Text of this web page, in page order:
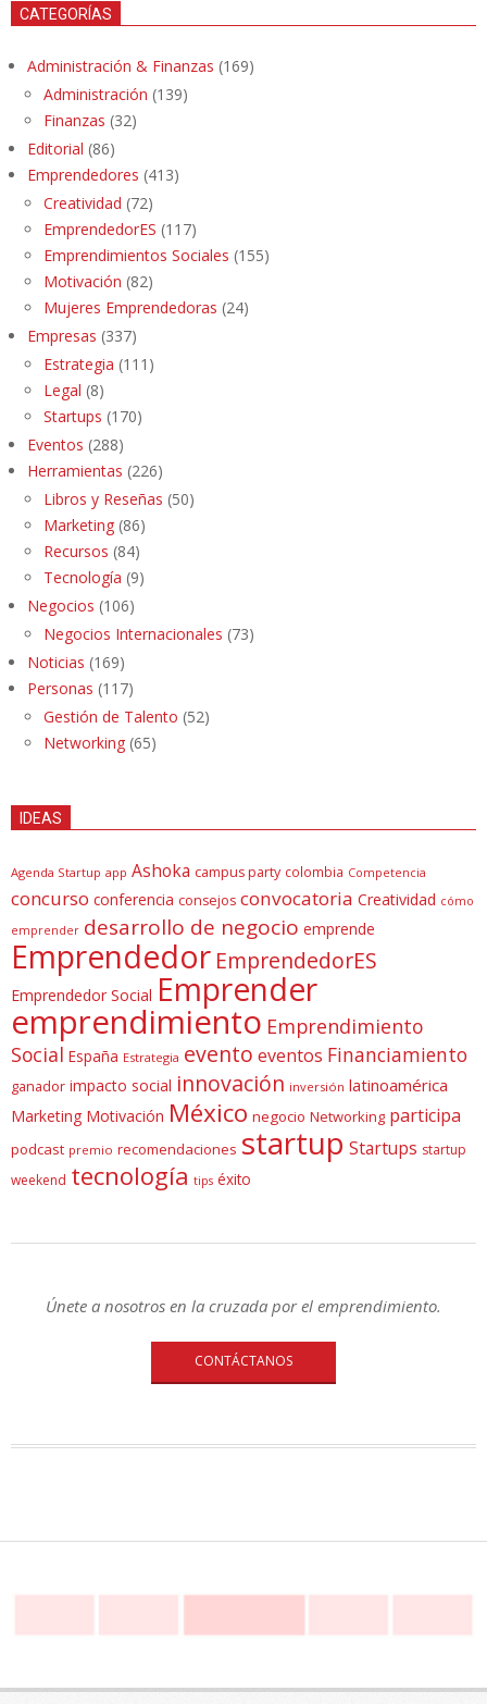
CATEGORÍAS
Administración & Finanzas (169)
Administración (139)
Finanzas (32)
Editorial (86)
Emprendedores (413)
Creatividad (72)
EmprendedorES (117)
Emprendimientos Sociales (155)
Motivación (82)
Mujeres Emprendedoras (24)
Empresas (337)
Estrategia (111)
Legal (8)
Startups (170)
Eventos (288)
Herramientas (226)
Libros y Reseñas (50)
Marketing (86)
Recursos (84)
Tecnología (9)
Negocios (106)
Negocios Internacionales (73)
Noticias (169)
Personas (117)
Gestión de Talento (52)
Networking (65)
IDEAS
Agenda Startup app Ashoka campus party colombia Competencia
concurso conferencia consejos convocatoria Creatividad cómo
emprender desarrollo de negocio emprende
Emprendedor EmprendedorES
Emprendedor Social Emprender
emprendimiento Emprendimiento
Social España Estrategia evento eventos Financiamiento
ganador impacto social innovación inversión latinoamérica
Marketing Motivación México negocio Networking participa
podcast premio recomendaciones startup Startups startup
weekend tecnología tips éxito
Únete a nosotros en la cruzada por el emprendimiento.
CONTÁCTANOS